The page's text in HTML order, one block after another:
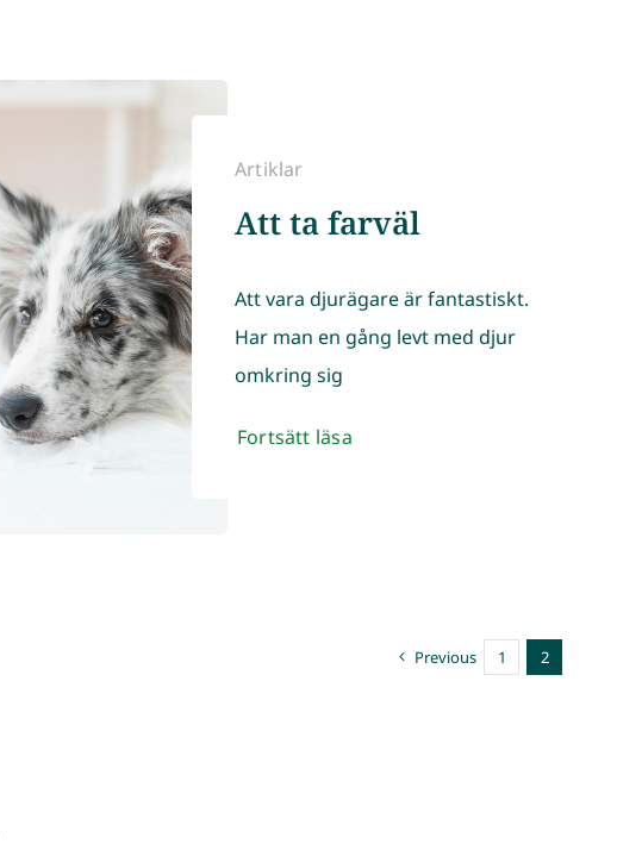
Artiklar
Att ta farväl
Att vara djurägare är fantastiskt.
Har man en gång levt med djur
omkring sigㅤ
Fortsätt läsa
Previous 1 2